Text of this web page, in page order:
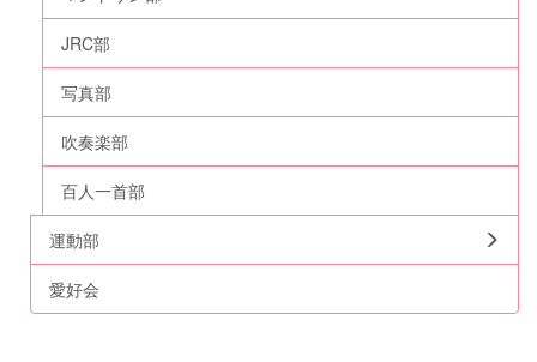
JRC部
写真部
吹奏楽部
百人一首部
運動部
愛好会